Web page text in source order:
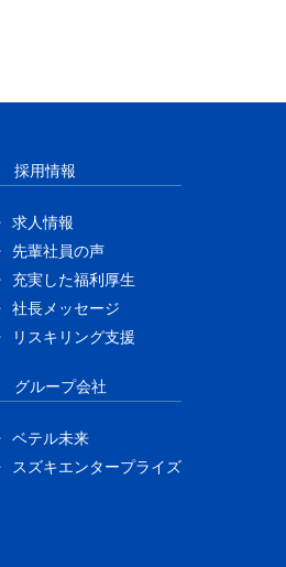
採用情報
求人情報
先輩社員の声
充実した福利厚生
社長メッセージ
リスキリング支援
グループ会社
ベテル未来
スズキエンタープライズ